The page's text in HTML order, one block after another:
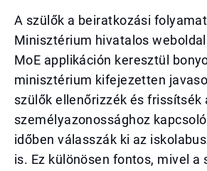
A szülők a beiratkozási
Minisztérium hivatalos
MoE applikáción keresztül
minisztérium kifejezetten
szülők ellenőrizzék és frissítsék
személyazonossághoz
időben válasszák ki az
is. Ez különösen fontos, mivel a